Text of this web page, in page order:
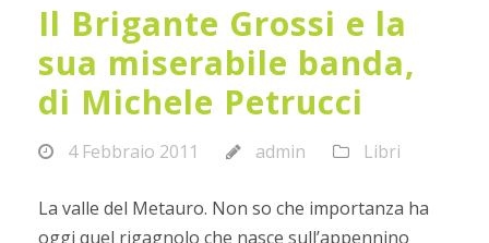
Il Brigante Grossi e la
sua miserabile banda,
di Michele Petrucci
4 Febbraio 2011 admin Libri
La valle del Metauro. Non so che importanza ha
oggi quel rigagnolo che nasce sull’appennino